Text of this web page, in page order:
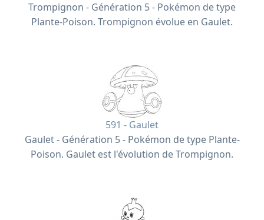
Trompignon - Génération 5 - Pokémon de type
Plante-Poison. Trompignon évolue en Gaulet.
591 - Gaulet
Gaulet - Génération 5 - Pokémon de type Plante-
Poison. Gaulet est l'évolution de Trompignon.